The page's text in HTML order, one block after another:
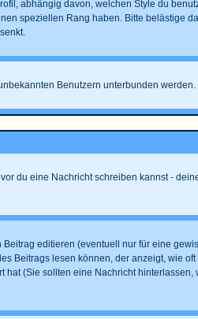
abhängig davon, welchen Style du
speziellen Rang haben. Bitte belästige
Benutzern unterbunden werden.
du eine Nachricht schreiben kannst -
editieren (eventuell nur für eine
Beitrags lesen können, der anzeigt, wie oft
(Sie sollten eine Nachricht hinterlassen,